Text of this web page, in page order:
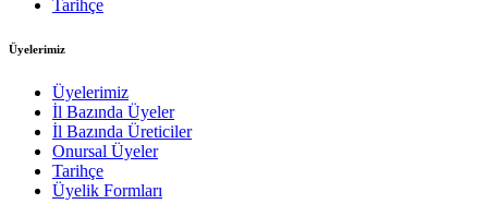
Tarihçe
Üyelerimiz
Üyelerimiz
İl Bazında Üyeler
İl Bazında Üreticiler
Onursal Üyeler
Tarihçe
Üyelik Formları